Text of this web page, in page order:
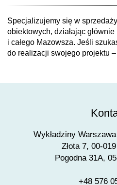
Specjalizujemy się w
obiektowych, działając
i całego Mazowsza. Jeśli
do realizacji swojego projektu
Wykładziny
Złota 7, 00-
Pogodna 31A,
+48 576